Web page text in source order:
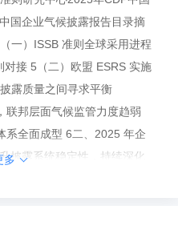
国企业气候披露报告目录摘
一）ISSB 准则全球采用进程
接 5（二）欧盟 ESRS 实施
露质量之间寻求平衡
联邦层面气候监管力度趋弱
系全面成型 6二、2025 年企
披露系统稳定性，持续深化
三、中国企业气候披露表现
多